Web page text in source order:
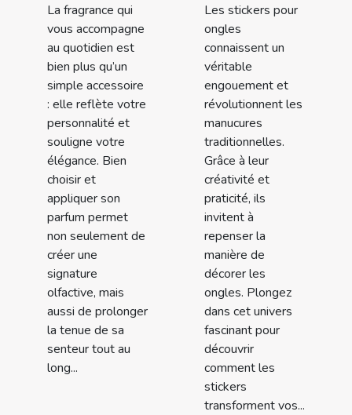
La fragrance qui
vous accompagne
au quotidien est
bien plus qu’un
simple accessoire
: elle reflète votre
personnalité et
souligne votre
élégance. Bien
choisir et
appliquer son
parfum permet
non seulement de
créer une
signature
olfactive, mais
aussi de prolonger
la tenue de sa
senteur tout au
long...
Les stickers pour
ongles
connaissent un
véritable
engouement et
révolutionnent les
manucures
traditionnelles.
Grâce à leur
créativité et
praticité, ils
invitent à
repenser la
manière de
décorer les
ongles. Plongez
dans cet univers
fascinant pour
découvrir
comment les
stickers
transforment vos...